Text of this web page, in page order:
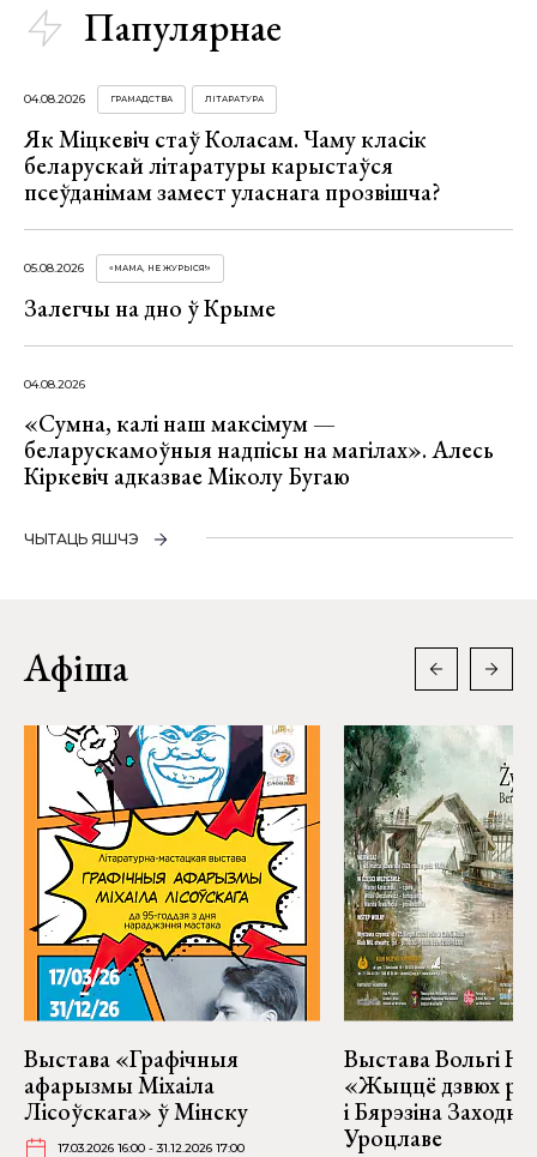
Папулярнае
04.08.2026 ГРАМАДСТВА ЛІТАРАТУРА
Як Міцкевіч стаў Коласам. Чаму класік
беларускай літаратуры карыстаўся
псеўданімам замест уласнага прозвішча?
05.08.2026 «МАМА, НЕ ЖУРЫСЯ!»
Залегчы на дно ў Крыме
04.08.2026
«Сумна, калі наш максімум —
беларускамоўныя надпісы на магілах». Алесь
Кіркевіч адказвае Міколу Бугаю
ЧЫТАЦЬ ЯШЧЭ
Афіша
Выстава «Графічныя
афарызмы Міхаіла
Лісоўскага» ў Мінску
17.03.2026 16:00 - 31.12.2026 17:00
Выстава Вольгі
«Жыццё дзвюх
і Бярэзіна
Уроцлаве